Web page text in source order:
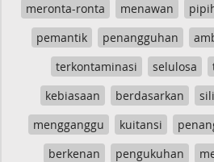
meronta-ronta
menawan
pemantik
penangguhan
terkontaminasi
selulosa
kebiasaan
berdasarkan
mengganggu
kuitansi
berkenan
pengukuhan